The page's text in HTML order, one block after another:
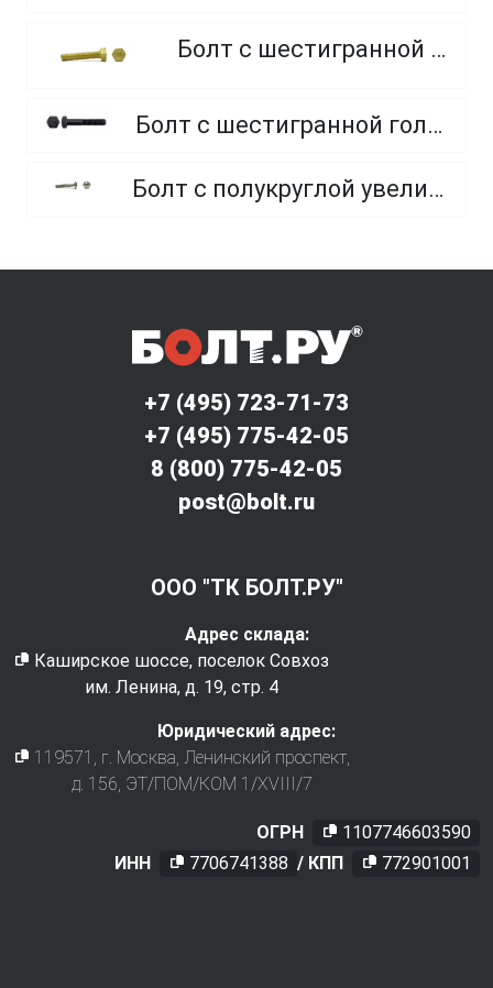
Болт с шестигранной головкой, из латуни
Болт с шестигранной головкой, неполная резьба, класс прочности 10.9 и 12.9
Болт с полукруглой увеличенной головкой и усом класса точности C (мебельный)
+7 (495) 723-71-73
+7 (495) 775-42-05
8 (800) 775-42-05
post@bolt.ru
ООО "ТК БОЛТ.РУ"
Адрес склада:
Каширское шоссе, поселок Совхоз
им. Ленина, д. 19, стр. 4
Юридический адрес:
119571
, г. Москва Ленинский проспект,
д. 156, ЭТ/ПОМ/КОМ 1/XVIII/7
ОГРН
1107746603590
ИНН
7706741388 / КПП 772901001